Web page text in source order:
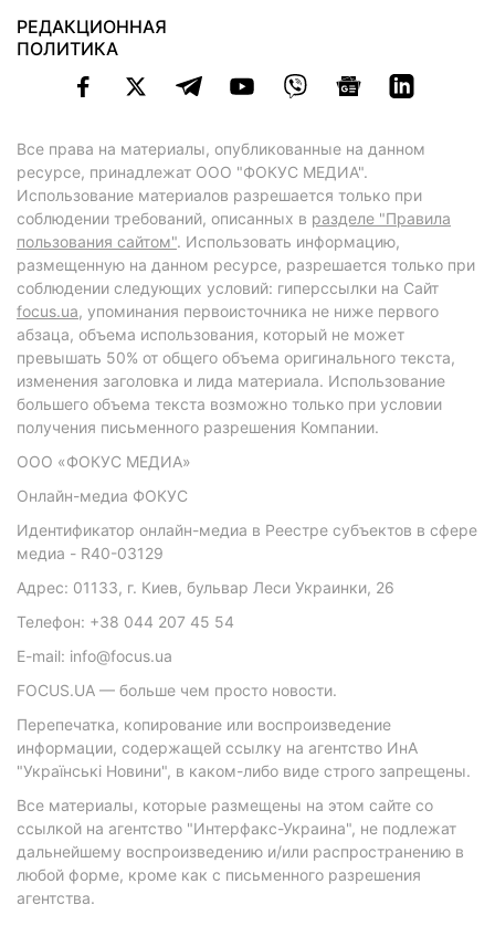
РЕДАКЦИОННАЯ
ПОЛИТИКА
Все права на материалы, опубликованные на данном
ресурсе, принадлежат ООО "ФОКУС МЕДИА".
Использование материалов разрешается только при
соблюдении требований, описанных в разделе "Правила
пользования сайтом". Использовать информацию,
размещенную на данном ресурсе, разрешается только при
соблюдении следующих условий: гиперссылки на Сайт
focus.ua, упоминания первоисточника не ниже первого
абзаца, объема использования, который не может
превышать 50% от общего объема оригинального текста,
изменения заголовка и лида материала. Использование
большего объема текста возможно только при условии
получения письменного разрешения Компании.
ООО «ФОКУС МЕДИА»
Онлайн-медиа ФОКУС
Идентификатор онлайн-медиа в Реестре субъектов в сфере
медиа - R40-03129
Адрес: 01133, г. Киев, бульвар Леси Украинки, 26
Телефон: +38 044 207 45 54
E-mail: info@focus.ua
FOCUS.UA — больше чем просто новости.
Перепечатка, копирование или воспроизведение
информации, содержащей ссылку на агентство ИнА
"Українські Новини", в каком-либо виде строго запрещены.
Все материалы, которые размещены на этом сайте со
ссылкой на агентство "Интерфакс-Украина", не подлежат
дальнейшему воспроизведению и/или распространению в
любой форме, кроме как с письменного разрешения
агентства.